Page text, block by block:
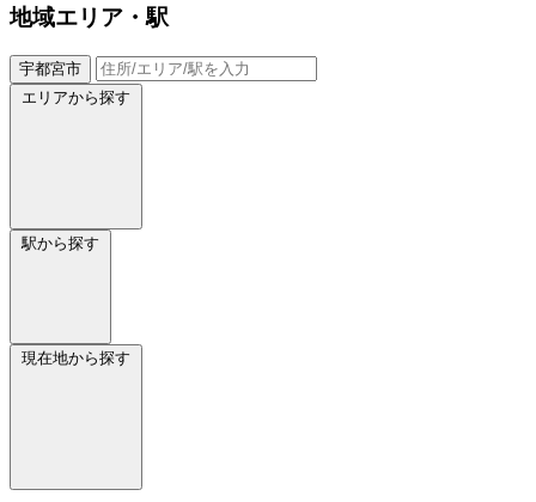
地域エリア・駅
宇都宮市
エリアから探す
駅から探す
現在地から探す